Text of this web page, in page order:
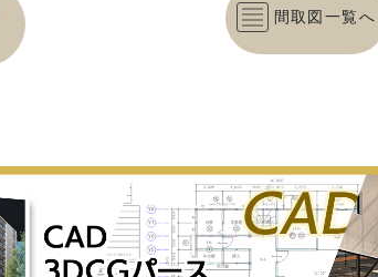
間取図一覧へ